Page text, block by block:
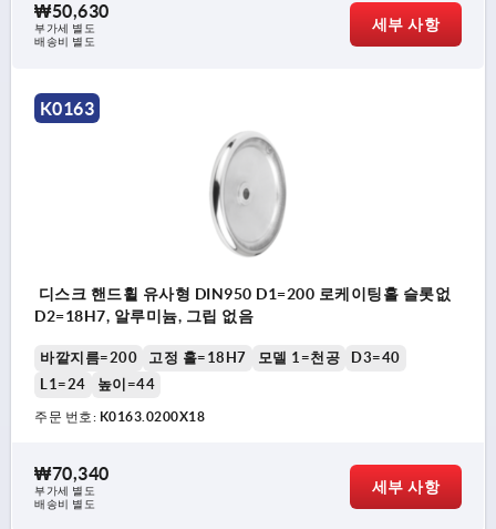
₩50,630
부가세 별도
배송비 별도
세부 사항
K0163
디스크 핸드휠 유사형 DIN950 D1=200 로케이팅홀 슬롯없
D2=18H7, 알루미늄, 그립 없음
바깥지름=200 고정 홀=18H7 모델 1=천공
D3=40
L1=24
높이=44
주문 번호: K0163.0200X18
₩70,340
부가세 별도
배송비 별도
세부 사항